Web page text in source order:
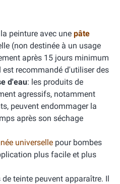
peinture avec une pâte
(non destinée à un usage
après 15 jours minimum
est recommandé d'utiliser des
d'eau: les produits de
agressifs, notamment
peuvent endommager la
après son séchage
universelle pour bombes
plus facile et plus
teinte peuvent apparaître. Il